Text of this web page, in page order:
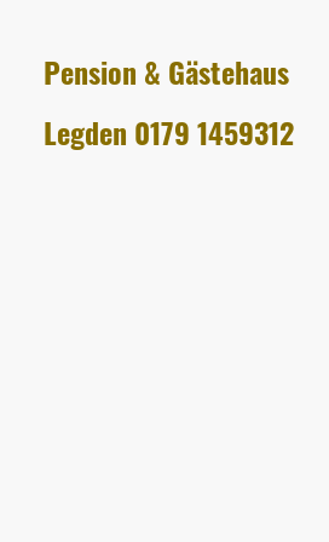
Pension & Gästehaus
Legden 0179 1459312